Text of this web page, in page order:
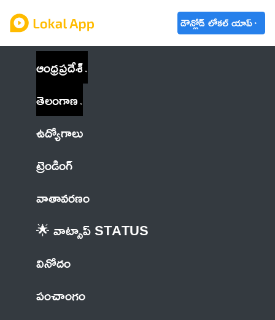
డౌన్లోడ్ లోకల్ యాప్
ఆంధ్రప్రదేశ్
తెలంగాణ
ఉద్యోగాలు
ట్రెండింగ్
వాతావరణం
🌟 వాట్సాప్ STATUS
వినోదం
పంచాంగం